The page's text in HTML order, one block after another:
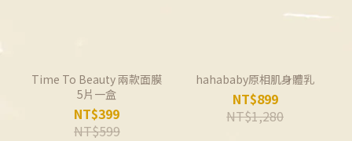
Time To Beauty 兩款面膜
5片一盒
NT$399
NT$599
hahababy原相肌身體乳
NT$899
NT$1,280